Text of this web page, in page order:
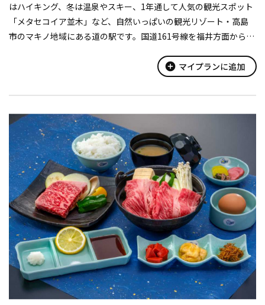
はハイキング、冬は温泉やスキー、1年通して人気の観光スポット
「メタセコイア並木」など、自然いっぱいの観光リゾート・高島
市のマキノ地域にある道の駅です。国道161号線を福井方面から南
add_circle マイプランに追加